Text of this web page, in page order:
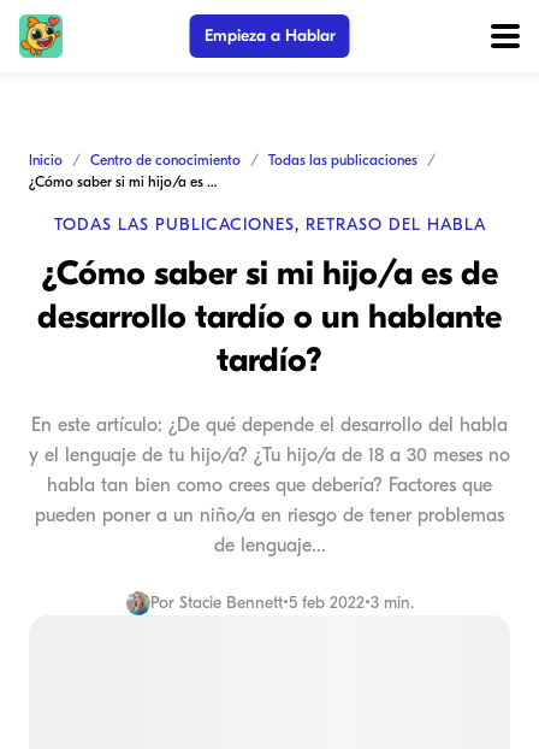
Empieza a Hablar
Inicio Centro de conocimiento
Todas las publicaciones
¿Cómo saber si mi hijo/a es de desarrollo tardío o un hablante tardío?
TODAS LAS PUBLICACIONES, RETRASO DEL HABLA
¿Cómo saber si mi hijo/a es de
desarrollo tardío o un hablante
tardío?
En este artículo: ¿De qué depende el desarrollo del habla
y el lenguaje de tu hijo/a? ¿Tu hijo/a de 18 a 30 meses no
habla tan bien como crees que debería? Factores que
pueden poner a un niño/a en riesgo de tener problemas
de lenguaje...
Por Stacie Bennett•5 feb 2022•3 min.